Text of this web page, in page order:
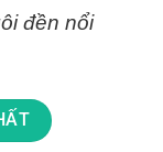
đền nổi